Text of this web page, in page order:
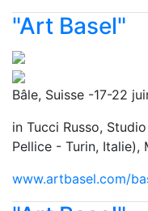
"Art Basel"
Bâle, Suisse -17-22
in Tucci Russo,
Pellice - Turin, Italie),
www.artbasel.com/